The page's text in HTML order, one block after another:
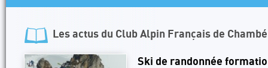
Les actus du Club Alpin Français de
Ski de randonnée